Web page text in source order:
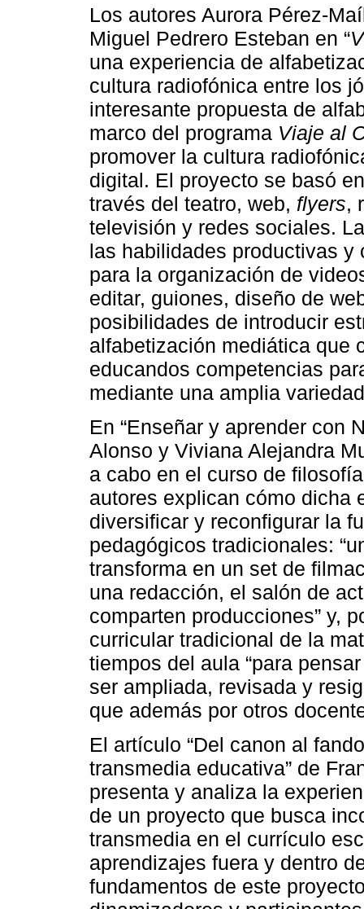
Los autores Aurora Pérez-
Miguel Pedrero Esteban en “
una experiencia de
cultura radiofónica entre los
interesante propuesta de
marco del programa Viaje al
promover la cultura
digital. El proyecto se basó
través del teatro, web, flyers,
televisión y redes sociales.
las habilidades productivas
para la organización de
editar, guiones, diseño de
posibilidades de introducir
alfabetización mediática que
educandos competencias
mediante una amplia
En “Enseñar y aprender con
Alonso y Viviana Alejandra
a cabo en el curso de
autores explican cómo dicha
diversificar y reconfigurar la
pedagógicos tradicionales:
transforma en un set de
una redacción, el salón de
comparten producciones” y,
curricular tradicional de la
tiempos del aula “para
ser ampliada, revisada y
que además por otros
El artículo “Del canon al
transmedia educativa” de
presenta y analiza la
de un proyecto que busca
transmedia en el currículo
aprendizajes fuera y dentro
fundamentos de este